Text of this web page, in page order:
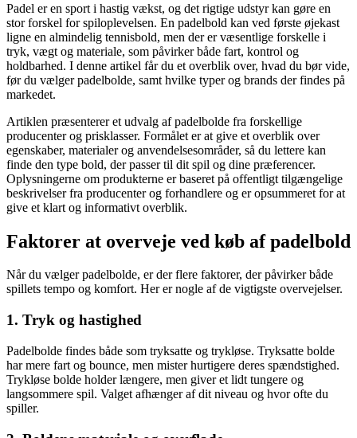
Padel er en sport i hastig vækst, og det rigtige udstyr kan gøre en
stor forskel for spiloplevelsen. En padelbold kan ved første øjekast
ligne en almindelig tennisbold, men der er væsentlige forskelle i
tryk, vægt og materiale, som påvirker både fart, kontrol og
holdbarhed. I denne artikel får du et overblik over, hvad du bør vide,
før du vælger padelbolde, samt hvilke typer og brands der findes på
markedet.
Artiklen præsenterer et udvalg af padelbolde fra forskellige
producenter og prisklasser. Formålet er at give et overblik over
egenskaber, materialer og anvendelsesområder, så du lettere kan
finde den type bold, der passer til dit spil og dine præferencer.
Oplysningerne om produkterne er baseret på offentligt tilgængelige
beskrivelser fra producenter og forhandlere og er opsummeret for at
give et klart og informativt overblik.
Faktorer at overveje ved køb af padelbold
Når du vælger padelbolde, er der flere faktorer, der påvirker både
spillets tempo og komfort. Her er nogle af de vigtigste overvejelser.
1. Tryk og hastighed
Padelbolde findes både som tryksatte og trykløse. Tryksatte bolde
har mere fart og bounce, men mister hurtigere deres spændstighed.
Trykløse bolde holder længere, men giver et lidt tungere og
langsommere spil. Valget afhænger af dit niveau og hvor ofte du
spiller.